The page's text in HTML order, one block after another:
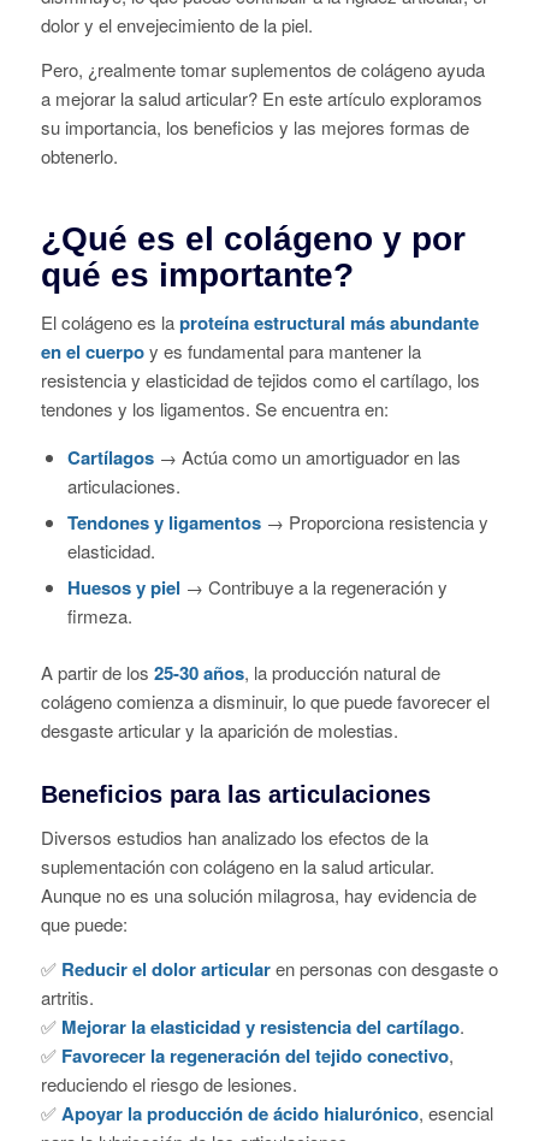
dolor y el envejecimiento de la piel.
Pero, ¿realmente tomar suplementos de colágeno ayuda
a mejorar la salud articular? En este artículo exploramos
su importancia, los beneficios y las mejores formas de
obtenerlo.
¿Qué es el colágeno y por
qué es importante?
El colágeno es laproteína estructural más abundante
en el cuerpoy es fundamental para mantener la
resistencia y elasticidad de tejidos como el cartílago, los
tendones y los ligamentos. Se encuentra en:
Cartílagos→ Actúa como un amortiguador en las
articulaciones.
Tendones y ligamentos→ Proporciona resistencia y
elasticidad.
Huesos y piel → Contribuye a la regeneración y
firmeza.
A partir de los 25-30 años, la producción natural de
colágeno comienza a disminuir, lo que puede favorecer el
desgaste articular y la aparición de molestias.
Beneficios para las articulaciones
Diversos estudios han analizado los efectos de la
suplementación con colágeno en la salud articular.
Aunque no es una solución milagrosa, hay evidencia de
que puede:
✅ Reducir el dolor articularen personas con desgaste o
artritis.
✅ Mejorar la elasticidad y resistencia del cartílago.
✅ Favorecer la regeneración del tejido conectivo,
reduciendo el riesgo de lesiones.
✅Apoyar la producción de ácido hialurónico, esencial